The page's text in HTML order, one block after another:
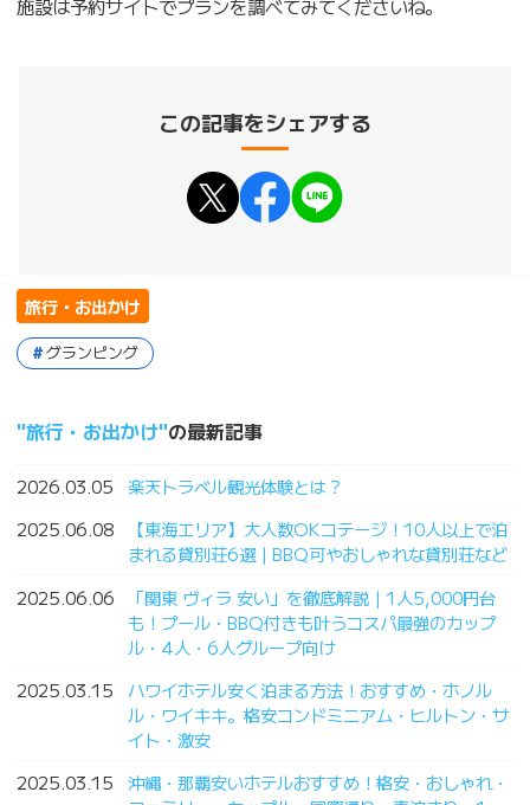
施設は予約サイトでプランを調べてみてくださいね。
この記事をシェアする
旅行・お出かけ
グランピング
旅行・お出かけ の最新記事
2026.03.05
楽天トラベル観光体験とは？
2025.06.08
【東海エリア】大人数OKコテージ！10人以上で泊
まれる貸別荘6選｜BBQ可やおしゃれな貸別荘など
2025.06.06
「関東 ヴィラ 安い」を徹底解説｜1人5,000円台
も！プール・BBQ付きも叶うコスパ最強のカップ
ル・4人・6人グループ向け
2025.03.15
ハワイホテル安く泊まる方法！おすすめ・ホノル
ル・ワイキキ。格安コンドミニアム・ヒルトン・サ
イト・激安
2025.03.15
沖縄・那覇安いホテルおすすめ！格安・おしゃれ・